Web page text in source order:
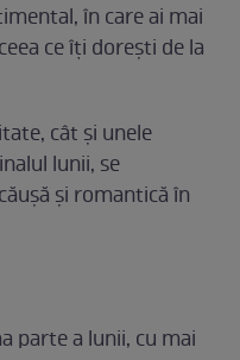
în care ai mai
ce îți dorești de la
cât și unele
lunii, se
și romantică în
parte a lunii, cu mai